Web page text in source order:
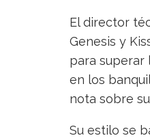
El director
Genesis y
para superar
en los
nota sobre
Su estilo se